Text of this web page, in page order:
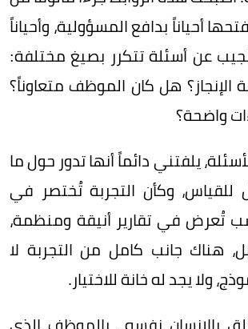
أحياناً بدافع المسؤولية، وأحياناً
عن أسئلة تتكرر بصيغ مختلفة:
هل كان الموظف متعاوناً؟
واضحة؟
يلفتني دائماً أنها تدور حول ما
وكأن التجربة تُختصر في
تُعرض في تقارير أنيقة ومنظمة،
هناك جانب كامل من التجربة لا
ولا يجد له خانة للاختيار.